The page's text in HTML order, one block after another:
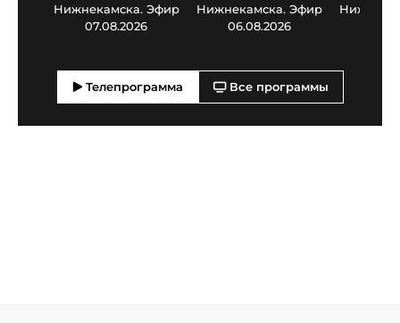
Нижнекамска. Эфир
07.08.2026
Нижнекамска. Эфир
06.08.2026
Телепрограмма Все программы